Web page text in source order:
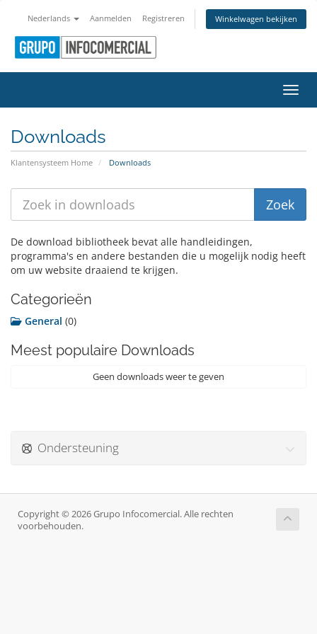
Nederlands Aanmelden Registreren Winkelwagen bekijken
Downloads
Klantensysteem Home Downloads
De download bibliotheek bevat alle handleidingen,
programma's en andere bestanden die u mogelijk nodig heeft
om uw website draaiend te krijgen.
Categorieën
General (0)
Meest populaire Downloads
Geen downloads weer te geven
Ondersteuning
Copyright © 2026 Grupo Infocomercial. Alle rechten
voorbehouden.